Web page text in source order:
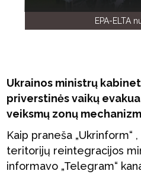
EPA-ELTA
Ukrainos ministrų
priverstinės vaikų
veiksmų zonų
Kaip praneša „Ukrinform“
teritorijų reintegracijos
informavo „Telegram“